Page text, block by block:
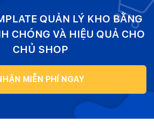
QUẢN LÝ KHO BẰNG
CHÓNG VÀ HIỆU QUẢ CHO
CHỦ SHOP
MIỄN PHÍ NGAY